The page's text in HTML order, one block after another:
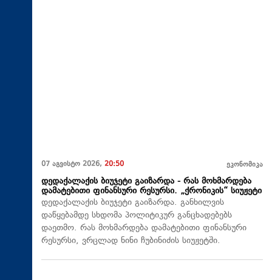
07 აგვისტო 2026, 20:50 ეკონომიკა
დედაქალაქის ბიუჯეტი გაიზარდა - რას მოხმარდება
დამატებითი ფინანსური რესურსი. „ქრონიკის“ სიუჟეტი
დედაქალაქის ბიუჯეტი გაიზარდა. განხილვის
დაწყებამდე სხდომა პოლიტიკურ განცხადებებს
დაეთმო. რას მოხმარდება დამატებითი ფინანსური
რესურსი, ვრცლად ნინი ჩუბინიძის სიუჟეტში.